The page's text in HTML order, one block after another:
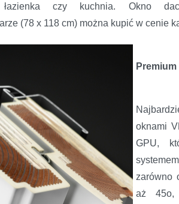
czy kuchnia. Okno
(78 x 118 cm) można kupić w cenie
oknami
GPU,
zarówno
aż 45o,